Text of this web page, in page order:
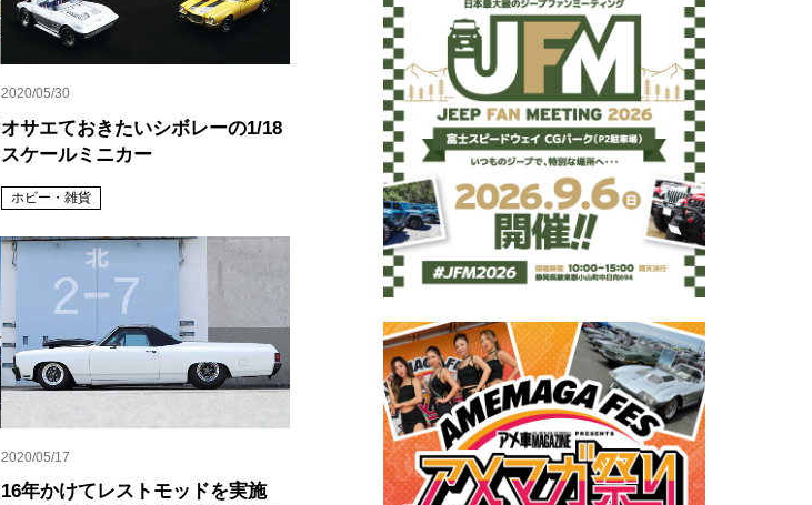
2020/05/30
オサエておきたいシボレーの1/18
スケールミニカー
ホビー・雑貨
2020/05/17
16年かけてレストモッドを実施